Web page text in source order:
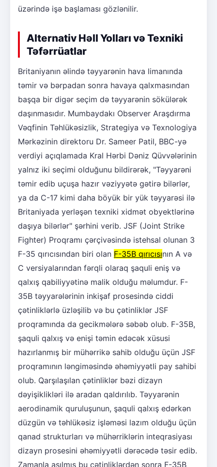
üzərində işə başlaması gözlənilir.
Alternativ Həll Yolları və Texniki
Təfərrüatlar
Britaniyanın əlində təyyarənin hava limanında
təmir və bərpadan sonra havaya qalxmasından
başqa bir digər seçim də təyyarənin sökülərək
daşınmasıdır. Mumbaydakı Observer Araşdırma
Vəqfinin Təhlükəsizlik, Strategiya və Texnologiya
Mərkəzinin direktoru Dr. Sameer Patil, BBC-yə
verdiyi açıqlamada Kral Hərbi Dəniz Qüvvələrinin
yalnız iki seçimi olduğunu bildirərək, "Təyyarəni
təmir edib uçuşa hazır vəziyyətə gətirə bilərlər,
ya da C-17 kimi daha böyük bir yük təyyarəsi ilə
Britaniyada yerləşən texniki xidmət obyektlərinə
daşıya bilərlər" şərhini verib. JSF (Joint Strike
Fighter) Proqramı çərçivəsində istehsal olunan 3
F-35 qırıcısından biri olan F-35B qırıcısının A və
C versiyalarından fərqli olaraq şaquli eniş və
qalxış qabiliyyətinə malik olduğu məlumdur. F-
35B təyyarələrinin inkişaf prosesində ciddi
çətinliklərlə üzləşilib və bu çətinliklər JSF
proqramında da gecikmələrə səbəb olub. F-35B,
şaquli qalxış və enişi təmin edəcək xüsusi
hazırlanmış bir mühərrikə sahib olduğu üçün JSF
proqramının ləngiməsində əhəmiyyətli pay sahibi
olub. Qarşılaşılan çətinliklər bəzi dizayn
dəyişiklikləri ilə aradan qaldırılıb. Təyyarənin
aerodinamik quruluşunun, şaquli qalxış edərkən
düzgün və təhlükəsiz işləməsi lazım olduğu üçün
qanad strukturları və mühərriklərin inteqrasiyası
dizayn prosesini əhəmiyyətli dərəcədə təsir edib.
Zamanla aşılmış bu çətinliklərdən sonra F-35B